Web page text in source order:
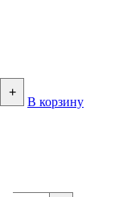
+
В корзину